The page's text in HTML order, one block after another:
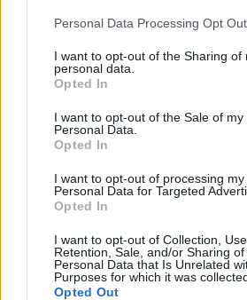
Personal Data Processing Opt
I want to opt-out of the Sharing of
personal data.
Opted In
I want to opt-out of the Sale of my
Personal Data.
Opted In
I want to opt-out of processing my
Personal Data for Targeted
Opted In
I want to opt-out of Collection, Use,
Retention, Sale, and/or Sharing of
Personal Data that Is Unrelated
Purposes for which it was
Opted Out
Γέφυρα και σώθηκε στα νερά
6 Αυγούστου 2026, 19:32
Καλαμπάκα: Πυροσβέστες
6 Αυγούστου 2026, 19:29
Τροχαίο στην Αγιά: Μοτοσικλέτα
ο οδηγός
6 Αυγούστου 2026, 19:15
Άνω Λιόσια: Συνελήφθησαν
τον θάνατο 72χρονου που
αυτοκίνητο